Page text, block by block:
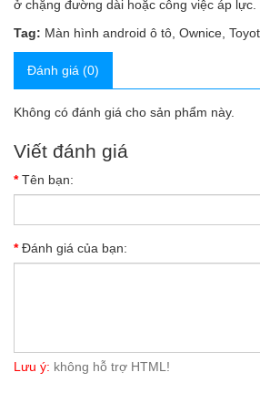
ở chặng đường dài hoặc công việc áp lực.
Tag: Màn hình android ô tô Ownice
Đánh giá (0)
Không có đánh giá cho sản phẩm này.
Viết đánh giá
Tên bạn:
Đánh giá của bạn:
Lưu ý: không hỗ trợ HTML!